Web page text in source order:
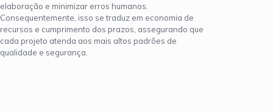
elaboração e minimizar erros humanos.
Consequentemente, isso se traduz em economia de
recursos e cumprimento dos prazos, assegurando que
cada projeto atenda aos mais altos padrões de
qualidade e segurança.